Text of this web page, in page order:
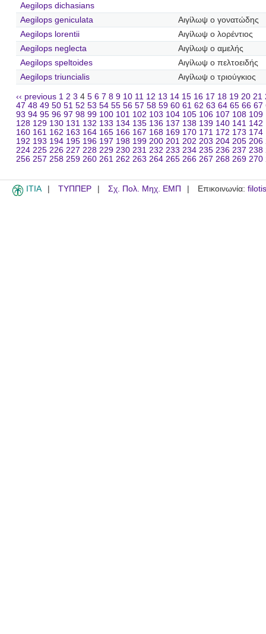
Aegilops dichasians
Aegilops geniculata
Αιγίλωψ ο γονατώδης
Aegilops lorentii
Αιγίλωψ ο λορέντιος
Aegilops neglecta
Αιγίλωψ ο αμελής
Aegilops speltoides
Αιγίλωψ ο πελτοειδής
Aegilops triuncialis
Αιγίλωψ ο τριούγκιος
‹‹ previous 1 2 3 4 5 6 7 8 9 10 11 12 13 14 15 16 17 18 19 20 21
47 48 49 50 51 52 53 54 55 56 57 58 59 60 61 62 63 64 65 66 67
93 94 95 96 97 98 99 100 101 102 103 104 105 106 107 108 109
128 129 130 131 132 133 134 135 136 137 138 139 140 141 142
160 161 162 163 164 165 166 167 168 169 170 171 172 173 174
192 193 194 195 196 197 198 199 200 201 202 203 204 205 206
224 225 226 227 228 229 230 231 232 233 234 235 236 237 238
256 257 258 259 260 261 262 263 264 265 266 267 268 269 270
ITIA ΤΥΠΠΕΡ Σχ. Πολ. Μηχ. ΕΜΠ Επικοινωνία: